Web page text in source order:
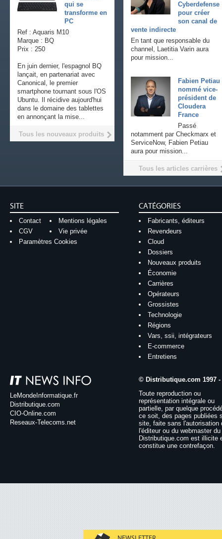
Cyberdefense
pour créer
son canal de
vente indirecte
En tant que responsable du
channel, Laetitia Varin aura
pour mission...
Fabien Petiau
nommé vice-
président de
Cloudera
France
Passé
notamment par Checkmarx et
ServiceNow, Fabien Petiau
aura pour mission...
Tous les articles carrières
qui se
transforme en
PC
Ref : Aquaris M10
Marque : BQ
Prix : 250
En juin dernier, l'espagnol BQ
lançait, en partenariat avec
Canonical, le premier
smartphone tournant sous l'OS
Ubuntu. Il récidive aujourd'hui
dans le domaine des tablettes
en annonçant la mise...
Tous les nouveaux produits
SITE
Contact
Mentions légales
CGV
Vie privée
Paramètres Cookies
CATÉGORIES
Fabricants, éditeurs
Revendeurs
Cloud
Dossiers
Nouveaux produits
Économie
Carrières
Opérateurs
Grossistes
Technologie
Régions
Vars, ssii, intégrateurs
E-commerce
Entretiens
LeMondeInformatique.fr
Distributique.com
CIO-Online.com
Reseaux-Telecoms.net
© Distributique.com 1997 -
Toute reproduction ou
représentation intégrale ou
partielle, par quelque
ce soit, des pages publiées
site, faite sans l'autorisation
l'éditeur ou du webmaster
Distributique.com est illicite
constitue une contrefaçon.